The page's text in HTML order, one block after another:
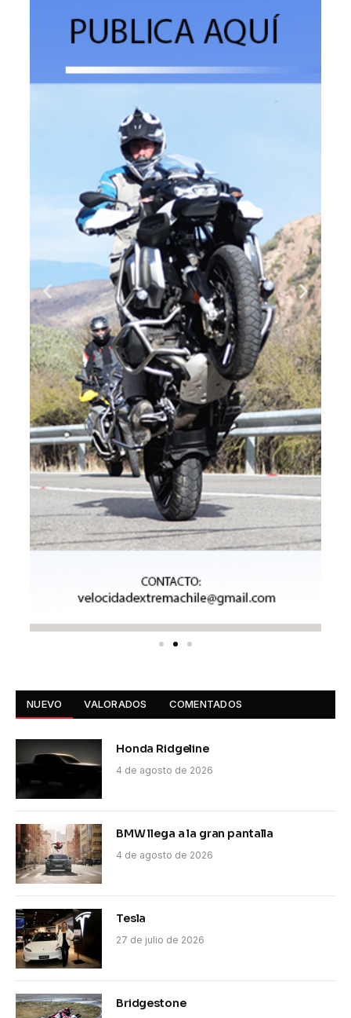
NUEVO VALORADOS COMENTADOS
Honda Ridgeline
4 de agosto de 2026
BMW llega a la gran pantalla
4 de agosto de 2026
Tesla
27 de julio de 2026
Bridgestone